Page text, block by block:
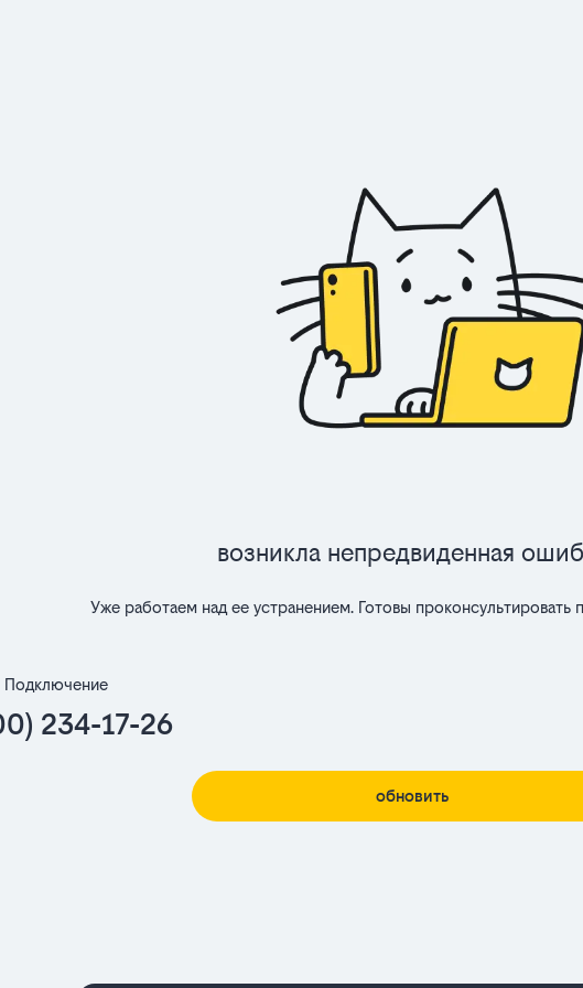
Возникла непредвиденная
Уже работаем над ее устранением. Готовы
Подключение
234-17-26
обновить